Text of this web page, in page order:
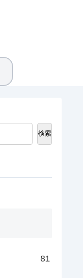
検索
81